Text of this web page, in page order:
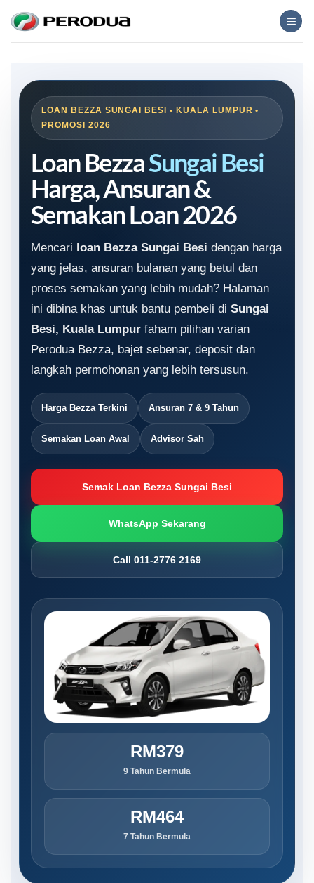
content
LOAN BEZZA SUNGAI BESI • KUALA LUMPUR •
PROMOSI 2026
Loan BezzaSungai Besi
Harga, Ansuran &
Semakan Loan 2026
Mencari loan Bezza Sungai Besi dengan harga
yang jelas, ansuran bulanan yang betul dan
proses semakan yang lebih mudah? Halaman
ini dibina khas untuk bantu pembeli di Sungai
Besi, Kuala Lumpur faham pilihan varian
Perodua Bezza, bajet sebenar, deposit dan
langkah permohonan yang lebih tersusun.
Harga Bezza Terkini Ansuran 7 & 9 Tahun
Semakan Loan Awal Advisor Sah
Semak Loan Bezza Sungai Besi
WhatsApp Sekarang
Call 011-2776 2169
RM379
9 Tahun Bermula
RM464
7 Tahun Bermula